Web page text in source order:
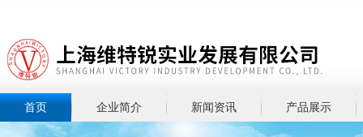
首页 企业简介 新闻资讯 产品展示